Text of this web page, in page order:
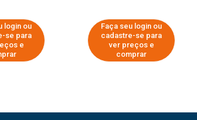
login ou
se para
e
Faça seu login ou
cadastre-se para
ver preços e
comprar